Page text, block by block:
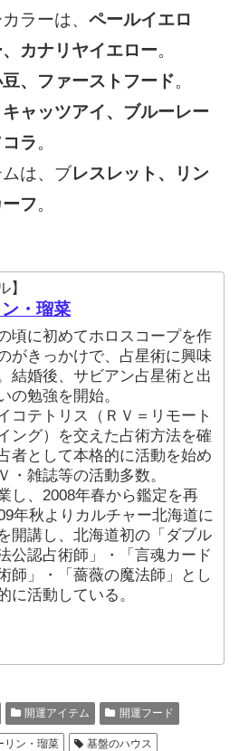
ラーは、 ペールイエロ
カナリヤイエロー。
、ファーストフード。
キャッツアイ、ブルーレー
ラ。
は、ブレスレット、リン
フ。
】
・瑠菜
頃に初めてホロスコープを作
がきっかけで、占星術に興味
結婚後、サビアン占星術と出
の勉強を開始。
コテトリス（ＲＶ＝リモート
ング）を交えた占術方法を確
者として本格的に活動を始め
・雑誌等の活動多数。
し、2008年春から鑑定を再
年秋よりカルチャー北海道に
開講し、北海道初の「ダブル
公認占術師」・「言魂カード
師」・「薔薇の魔法師」とし
に活動している。
開運アイテム 開運フード
リン・瑠菜 基盤のハウス